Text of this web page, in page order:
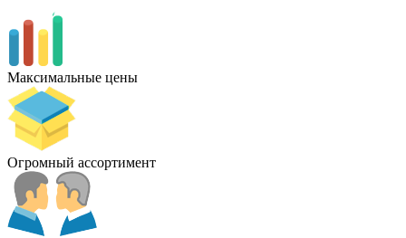
Максимальные цены
Огромный ассортимент